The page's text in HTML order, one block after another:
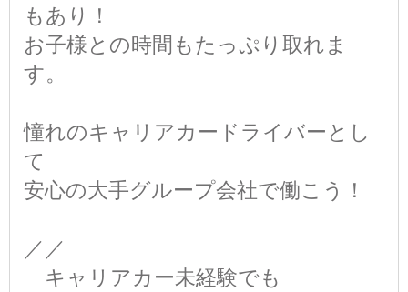
もあり！
お子様との時間もたっぷり取れま
す。
憧れのキャリアカードライバーとし
て
安心の大手グループ会社で働こう！
／／
キャリアカー未経験でも